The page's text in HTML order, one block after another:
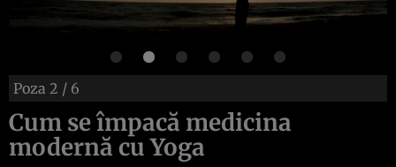
Poza 2 / 6
Cum se împacă medicina
modernă cu Yoga